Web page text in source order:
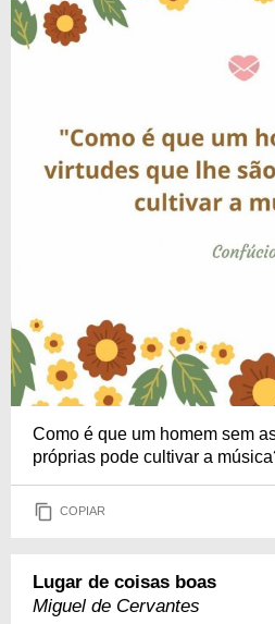
Como é que um homem sem
próprias pode cultivar a
COPIAR
Lugar de coisas boas
Miguel de Cervantes